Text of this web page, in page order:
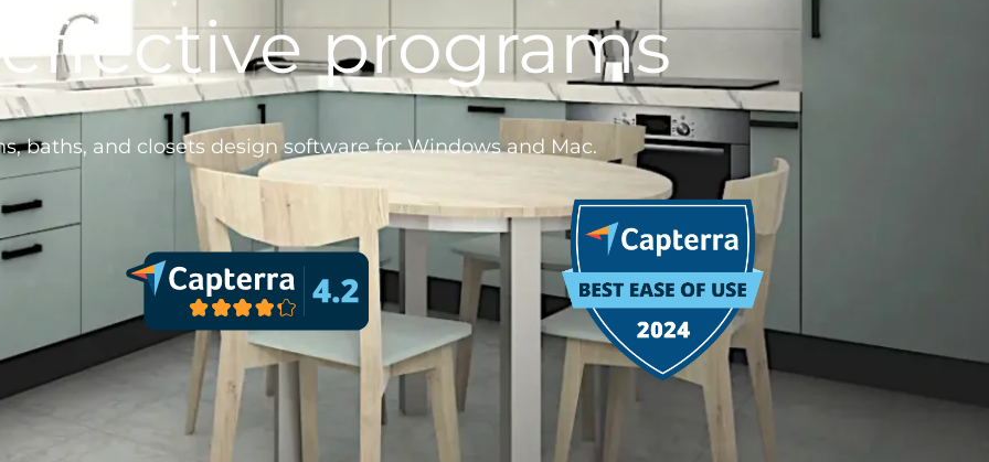
programs
baths, and closets design software for Windows and Mac.